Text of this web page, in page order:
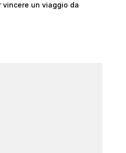
vincere un viaggio da